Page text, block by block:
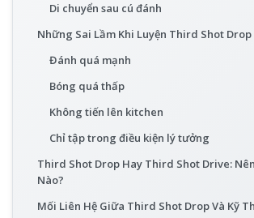
Di chuyển sau cú đánh
Những Sai Lầm Khi Luyện Third Shot Drop
Đánh quá mạnh
Bóng quá thấp
Không tiến lên kitchen
Chỉ tập trong điều kiện lý tưởng
Third Shot Drop Hay Third Shot Drive:
Nào?
Mối Liên Hệ Giữa Third Shot Drop Và Kỹ